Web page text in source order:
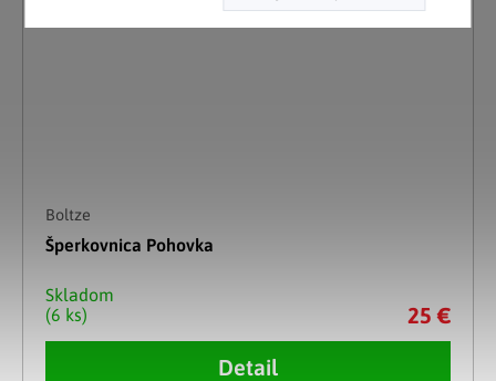
Boltze
Šperkovnica Pohovka
Skladom
(6 ks)
25 €
Detail